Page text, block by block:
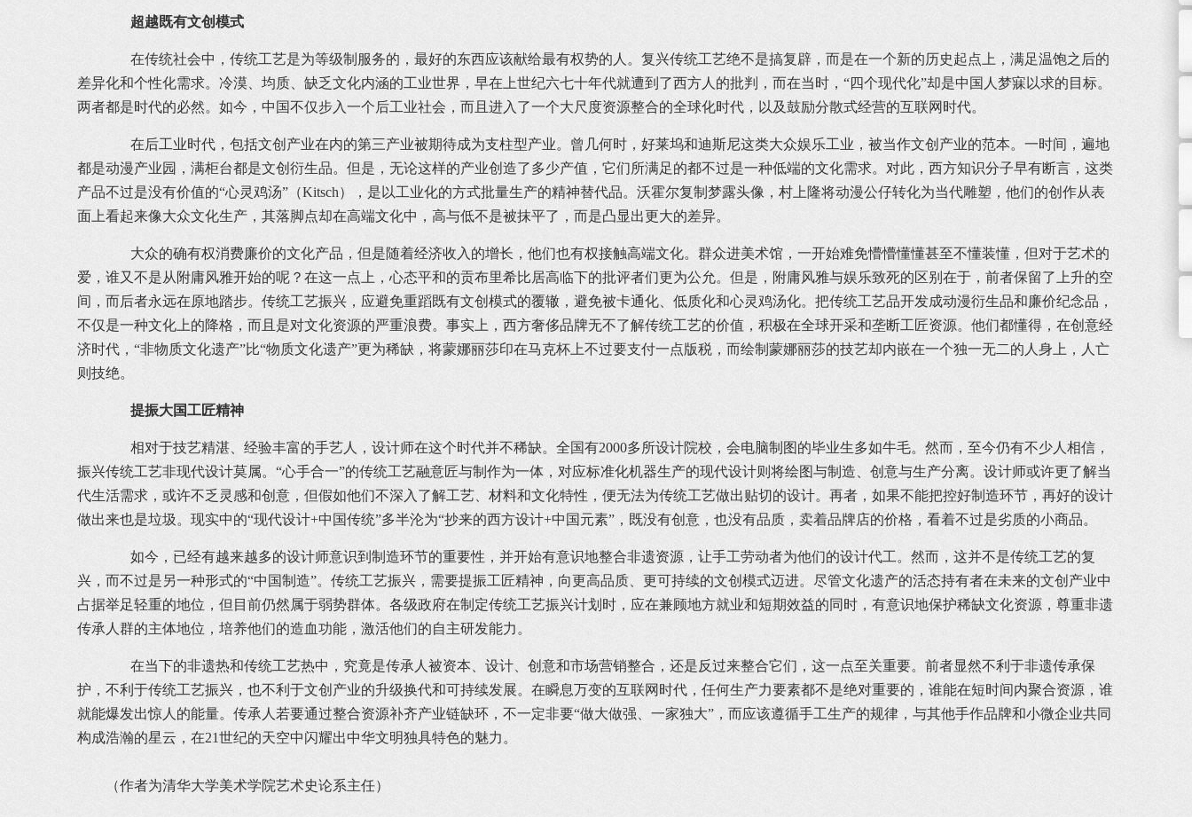
超越既有文创模式
在传统社会中，传统工艺是为等级制服务的，最好的东西应该献给最有权势的人。复兴传统工艺绝不是搞复辟，而是在一个新的历史起点上，满足温饱之后的
差异化和个性化需求。冷漠、均质、缺乏文化内涵的工业世界，早在上世纪六七十年代就遭到了西方人的批判，而在当时，“四个现代化”却是中国人梦寐以求的目标。
两者都是时代的必然。如今，中国不仅步入一个后工业社会，而且进入了一个大尺度资源整合的全球化时代，以及鼓励分散式经营的互联网时代。
在后工业时代，包括文创产业在内的第三产业被期待成为支柱型产业。曾几何时，好莱坞和迪斯尼这类大众娱乐工业，被当作文创产业的范本。一时间，遍地
都是动漫产业园，满柜台都是文创衍生品。但是，无论这样的产业创造了多少产值，它们所满足的都不过是一种低端的文化需求。对此，西方知识分子早有断言，这类
产品不过是没有价值的“心灵鸡汤”（Kitsch），是以工业化的方式批量生产的精神替代品。沃霍尔复制梦露头像，村上隆将动漫公仔转化为当代雕塑，他们的创作从表
面上看起来像大众文化生产，其落脚点却在高端文化中，高与低不是被抹平了，而是凸显出更大的差异。
大众的确有权消费廉价的文化产品，但是随着经济收入的增长，他们也有权接触高端文化。群众进美术馆，一开始难免懵懵懂懂甚至不懂装懂，但对于艺术的
爱，谁又不是从附庸风雅开始的呢？在这一点上，心态平和的贡布里希比居高临下的批评者们更为公允。但是，附庸风雅与娱乐致死的区别在于，前者保留了上升的空
间，而后者永远在原地踏步。传统工艺振兴，应避免重蹈既有文创模式的覆辙，避免被卡通化、低质化和心灵鸡汤化。把传统工艺品开发成动漫衍生品和廉价纪念品，
不仅是一种文化上的降格，而且是对文化资源的严重浪费。事实上，西方奢侈品牌无不了解传统工艺的价值，积极在全球开采和垄断工匠资源。他们都懂得，在创意经
济时代，“非物质文化遗产”比“物质文化遗产”更为稀缺，将蒙娜丽莎印在马克杯上不过要支付一点版税，而绘制蒙娜丽莎的技艺却内嵌在一个独一无二的人身上，人亡
则技绝。
提振大国工匠精神
相对于技艺精湛、经验丰富的手艺人，设计师在这个时代并不稀缺。全国有2000多所设计院校，会电脑制图的毕业生多如牛毛。然而，至今仍有不少人相信，
振兴传统工艺非现代设计莫属。“心手合一”的传统工艺融意匠与制作为一体，对应标准化机器生产的现代设计则将绘图与制造、创意与生产分离。设计师或许更了解当
代生活需求，或许不乏灵感和创意，但假如他们不深入了解工艺、材料和文化特性，便无法为传统工艺做出贴切的设计。再者，如果不能把控好制造环节，再好的设计
做出来也是垃圾。现实中的“现代设计+中国传统”多半沦为“抄来的西方设计+中国元素”，既没有创意，也没有品质，卖着品牌店的价格，看着不过是劣质的小商品。
如今，已经有越来越多的设计师意识到制造环节的重要性，并开始有意识地整合非遗资源，让手工劳动者为他们的设计代工。然而，这并不是传统工艺的复
兴，而不过是另一种形式的“中国制造”。传统工艺振兴，需要提振工匠精神，向更高品质、更可持续的文创模式迈进。尽管文化遗产的活态持有者在未来的文创产业中
占据举足轻重的地位，但目前仍然属于弱势群体。各级政府在制定传统工艺振兴计划时，应在兼顾地方就业和短期效益的同时，有意识地保护稀缺文化资源，尊重非遗
传承人群的主体地位，培养他们的造血功能，激活他们的自主研发能力。
在当下的非遗热和传统工艺热中，究竟是传承人被资本、设计、创意和市场营销整合，还是反过来整合它们，这一点至关重要。前者显然不利于非遗传承保
护，不利于传统工艺振兴，也不利于文创产业的升级换代和可持续发展。在瞬息万变的互联网时代，任何生产力要素都不是绝对重要的，谁能在短时间内聚合资源，谁
就能爆发出惊人的能量。传承人若要通过整合资源补齐产业链缺环，不一定非要“做大做强、一家独大”，而应该遵循手工生产的规律，与其他手作品牌和小微企业共同
构成浩瀚的星云，在21世纪的天空中闪耀出中华文明独具特色的魅力。
（作者为清华大学美术学院艺术史论系主任）